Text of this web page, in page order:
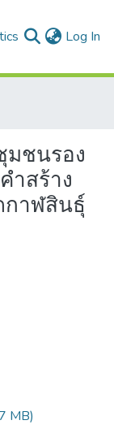
Log In
มชนรอง
ำสร้าง
กาฬสินธุ์
MB)